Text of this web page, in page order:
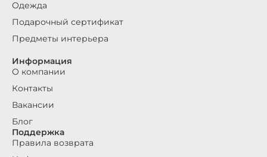
Одежда
Подарочный сертификат
Предметы интерьера
Информация
О компании
Контакты
Вакансии
Блог
Поддержка
Правила возврата